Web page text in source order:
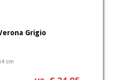
Grigio
cm